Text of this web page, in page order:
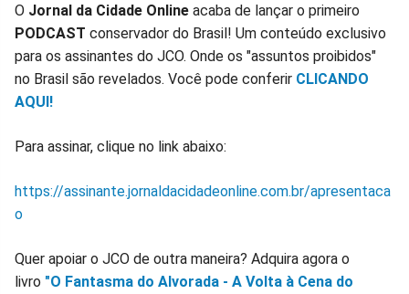
O Jornal da Cidade Online acaba de lançar o primeiro
PODCAST conservador do Brasil! Um conteúdo exclusivo
para os assinantes do JCO. Onde os "assuntos proibidos"
no Brasil são revelados. Você pode conferir CLICANDO
AQUI!
Para assinar, clique no link abaixo:
https://assinante.jornaldacidadeonline.com.br/apresentaca
o
Quer apoiar o JCO de outra maneira? Adquira agora o
livro "O Fantasma do Alvorada - A Volta à Cena do